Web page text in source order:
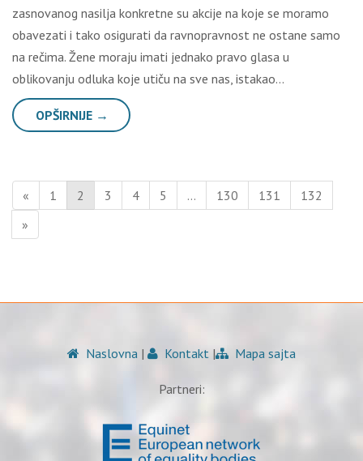
zasnovanog nasilja konkretne su akcije na koje se moramo
obavezati i tako osigurati da ravnopravnost ne ostane samo
na rečima. Žene moraju imati jednako pravo glasa u
oblikovanju odluka koje utiču na sve nas, istakao…
OPŠIRNIJE →
« 1 2 3 4 5 … 130 131
132
»
Naslovna | Kontakt | Mapa sajta
Partneri: